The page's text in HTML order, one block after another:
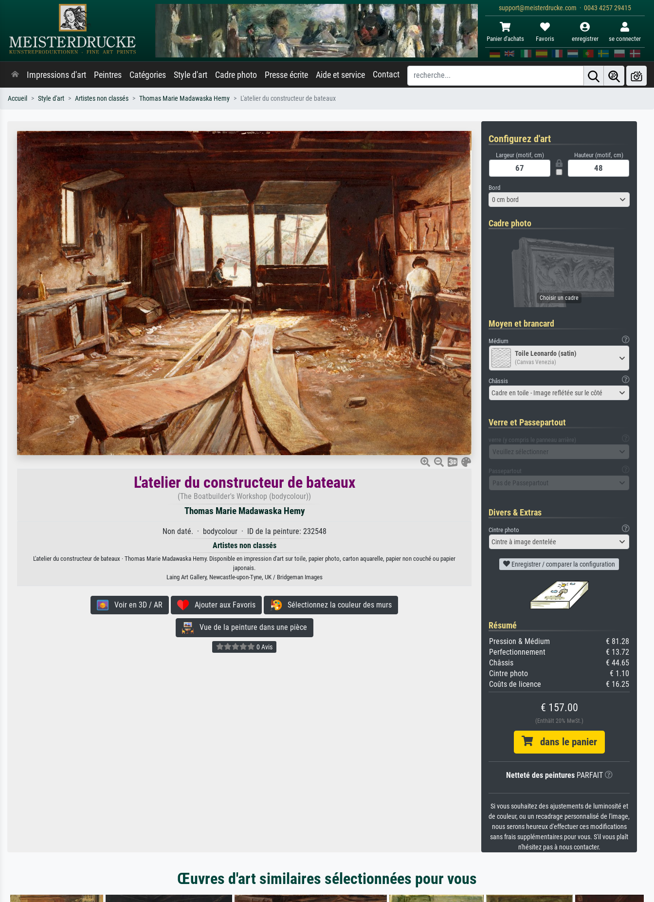
support@meisterdrucke.com · 0043 4257 29415
Panier d'achats Favoris enregistrer se connecter
Impressions d'art Peintres Catégories Style d'art Cadre photo Presse écrite Aide et service Contact
Accueil Style d'art Artistes non classés Thomas Marie Madawaska Hemy L'atelier du constructeur de bateaux
L'atelier du constructeur de bateaux
(The Boatbuilder's Workshop (bodycolour))
Thomas Marie Madawaska Hemy
Non daté. · bodycolour · ID de la peinture: 232548
Artistes non classés
L'atelier du constructeur de bateaux · Thomas Marie Madawaska Hemy. Disponible en impression d'art sur toile, papier photo, carton aquarelle, papier non couché ou papier
japonais.
Laing Art Gallery, Newcastle-upon-Tyne, UK / Bridgeman Images
Voir en 3D / AR Ajouter aux Favoris Sélectionnez la couleur des murs
Vue de la peinture dans une pièce
0 Avis
Configurez d'art
Largeur (motif, cm) Hauteur (motif, cm)
Bord
0 cm bord
Cadre photo
Moyen et brancard
Médium
Toile Leonardo (satin)
(Canvas Venezia)
Châssis
Cadre en toile - Image reflétée sur le côté
Verre et Passepartout
verre (y compris le panneau arrière)
Veuillez sélectionner
Passepartout
Pas de Passepartout
Divers & Extras
Cintre photo
Cintre à image dentelée
Enregistrer / comparer la configuration
Résumé
Pression & Médium
€ 81.28
Perfectionnement
€ 13.72
Châssis
€ 44.65
Cintre photo
€ 1.10
Coûts de licence
€ 16.25
€ 157.00
(Enthält 20% MwSt.)
dans le panier
Netteté des peinturesPARFAIT
Si vous souhaitez des ajustements de luminosité et
de couleur, ou un recadrage personnalisé de l'image,
nous serons heureux d'effectuer ces modifications
sans frais supplémentaires pour vous. S'il vous plaît
n'hésitez pas à nous contacter.
Œuvres d'art similaires sélectionnées pour vous